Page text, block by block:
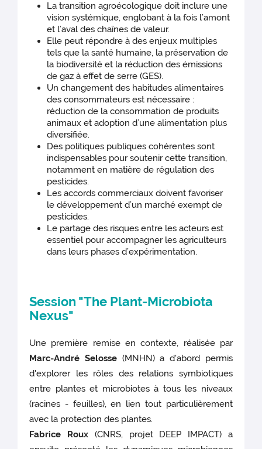
La transition agroécologique doit inclure une
vision systémique, englobant à la fois l’amont
et l’aval des chaînes de valeur.
Elle peut répondre à des enjeux multiples
tels que la santé humaine, la préservation de
la biodiversité et la réduction des émissions
de gaz à effet de serre (GES).
Un changement des habitudes alimentaires
des consommateurs est nécessaire :
réduction de la consommation de produits
animaux et adoption d’une alimentation plus
diversifiée.
Des politiques publiques cohérentes sont
indispensables pour soutenir cette transition,
notamment en matière de régulation des
pesticides.
Les accords commerciaux doivent favoriser
le développement d’un marché exempt de
pesticides.
Le partage des risques entre les acteurs est
essentiel pour accompagner les agriculteurs
dans leurs phases d’expérimentation.
Session "The Plant-Microbiota
Nexus"
Une première remise en contexte, réalisée par
Marc-André Selosse(MNHN) a d'abord permis
d'explorer les rôles des relations symbiotiques
entre plantes et microbiotes à tous les niveaux
(racines - feuilles), en lien tout particulièrement
avec la protection des plantes.
Fabrice Roux(CNRS, projet DEEP IMPACT) a